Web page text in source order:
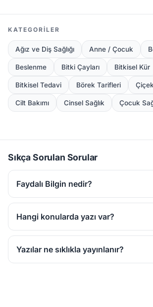
KATEGORILER
Ağız ve Diş Sağlığı Anne / Çocuk
Beslenme Bitki Çayları Bitkisel Kür
Bitkisel Tedavi Börek Tarifleri
Cilt Bakımı Cinsel Sağlık Çocuk
Sıkça Sorulan Sorular
Faydalı Bilgin nedir?
Hangi konularda yazı var?
Yazılar ne sıklıkla yayınlanır?